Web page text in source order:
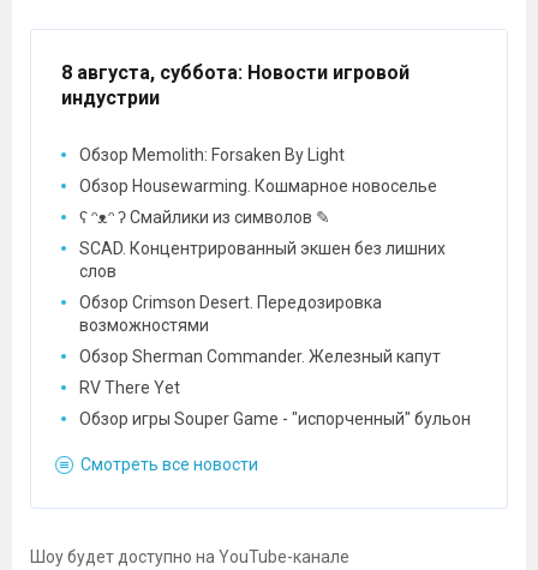
8 августа, суббота: Новости игровой
индустрии
Обзор Memolith: Forsaken By Light
Обзор Housewarming. Кошмарное новоселье
ʕ ᵔᴥᵔ ʔ Смайлики из символов ✎
SCAD. Концентрированный экшен без лишних
слов
Обзор Crimson Desert. Передозировка
возможностями
Обзор Sherman Commander. Железный капут
RV There Yet
Обзор игры Souper Game - "испорченный" бульон
Смотреть все новости
Шоу будет доступно на YouTube-канале